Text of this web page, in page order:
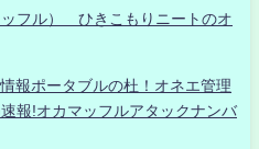
フル） ひきこもりニートのオ
報ポータブルの杜！オネエ管理
報!オカマッフルアタックナンバ